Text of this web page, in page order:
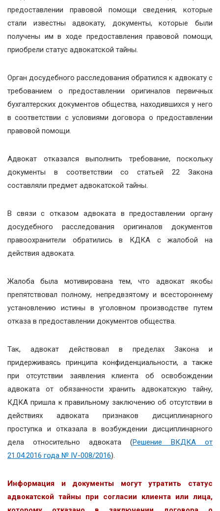
предоставлении правовой помощи сведения, которые
стали известны адвокату, документы, которые были
получены им в ходе предоставления правовой помощи,
приобрели статус адвокатской тайны.
Орган досудебного расследования обратился к адвокату с
требованием о предоставлении оригиналов первичных
бухгалтерских документов общества, находившихся у него
в соответствии с условиями договора о предоставлении
правовой помощи.
Адвокат отказался выполнить требование, поскольку
документы в соответствии со статьей 22 Закона
составляли предмет адвокатской тайны.
В связи с отказом адвоката в предоставлении органу
досудебного расследования оригиналов документов
правоохранители обратились в КДКА с жалобой на
действия адвоката.
Жалоба была мотивирована тем, что адвокат якобы
препятствовал полному, непредвзятому и всестороннему
установлению истины в уголовном производстве путем
отказа в предоставлении документов общества.
Так, адвокат действовал в пределах Закона и
придерживаясь принципа конфиденциальности, а также
при отсутствии заявления клиента об освобождении
адвоката от обязанности хранить адвокатскую тайну,
КДКА пришла к правильному заключению об отсутствии в
действиях адвоката признаков дисциплинарного
проступка и отказала в возбуждении дисциплинарного
дела относительно адвоката (Решение ВКДКА от
21.04.2016 года № IV-008/2016).
Информация и документы могут утратить статус
адвокатской тайны при согласии клиента или лица,